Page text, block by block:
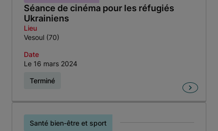
Séance de cinéma pour les réfugiés
Ukrainiens
Lieu
Vesoul (70)
Date
Le 16 mars 2024
Terminé
Santé bien-être et sport